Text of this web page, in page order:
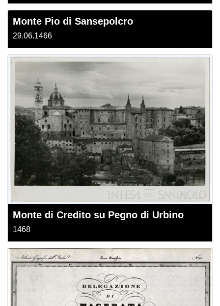
Monte Pio di Sansepolcro
29.06.1466
Monte di Credito su Pegno di Urbino
1468